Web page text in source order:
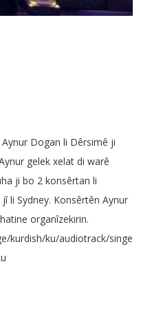
Dogan li Dêrsimê ji
gelek xelat di warê
ji bo 2 konsêrtan li
li Sydney. Konsêrtên Aynur
organîzekirin.
kurdish/ku/audiotrack/singe